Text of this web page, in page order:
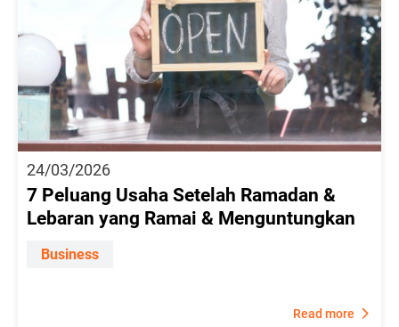
24/03/2026
7 Peluang Usaha Setelah Ramadan &
Lebaran yang Ramai & Menguntungkan
Business
Read more